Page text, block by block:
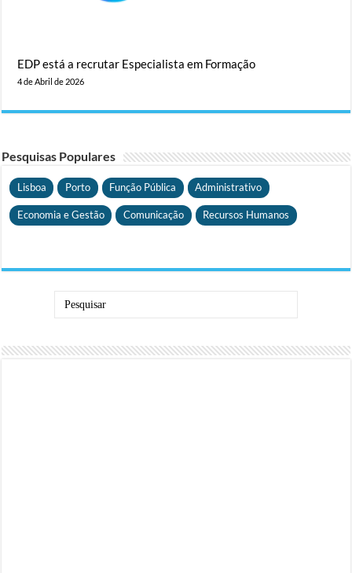
EDP está a recrutar Especialista em Formação
4 de Abril de 2026
Pesquisas Populares
Lisboa Porto Função Pública Administrativo
Economia e Gestão Comunicação Recursos Humanos